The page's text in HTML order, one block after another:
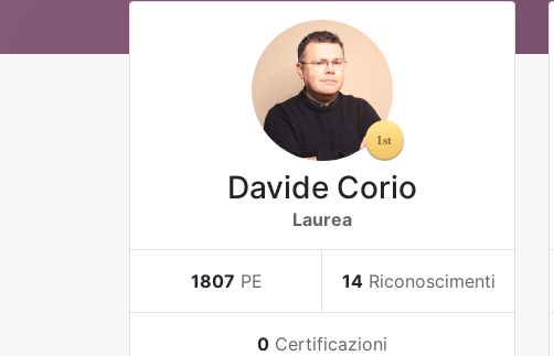
Davide Corio
Laurea
1807 PE 14 Riconoscimenti
0 Certificazioni